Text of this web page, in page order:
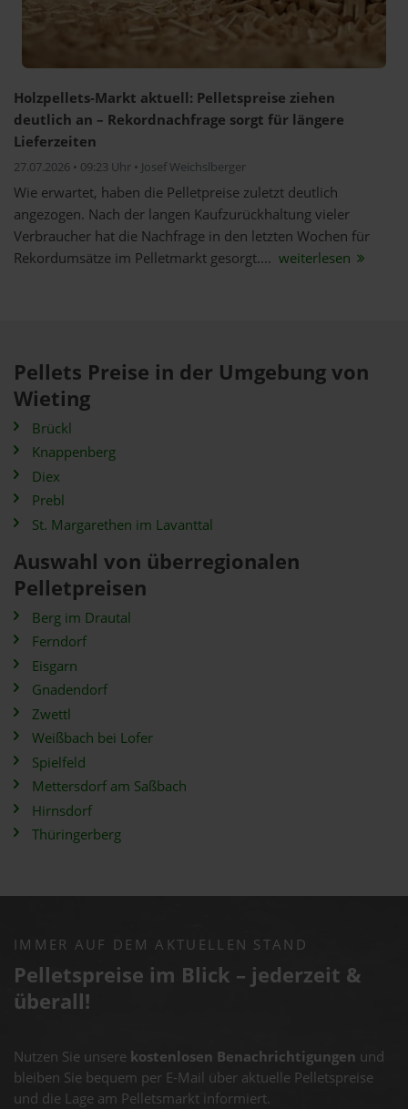
Holzpellets-Markt aktuell: Pelletspreise ziehen
deutlich an – Rekordnachfrage sorgt für längere
Lieferzeiten
27.07.2026 • 09:23 Uhr • Josef Weichslberger
Wie erwartet, haben die Pelletpreise zuletzt deutlich
angezogen. Nach der langen Kaufzurückhaltung vieler
Verbraucher hat die Nachfrage in den letzten Wochen für
Rekordumsätze im Pelletmarkt gesorgt.... weiterlesen
Pellets Preise in der Umgebung von
Wieting
Brückl
Knappenberg
Diex
Prebl
St. Margarethen im Lavanttal
Auswahl von überregionalen
Pelletpreisen
Berg im Drautal
Ferndorf
Eisgarn
Gnadendorf
Zwettl
Weißbach bei Lofer
Spielfeld
Mettersdorf am Saßbach
Hirnsdorf
Thüringerberg
IMMER AUF DEM AKTUELLEN STAND
Pelletspreise im Blick – jederzeit &
überall!
Nutzen Sie unsere kostenlosen Benachrichtigungen und
bleiben Sie bequem per E-Mail über aktuelle Pelletspreise
und die Lage am Pelletsmarkt informiert.